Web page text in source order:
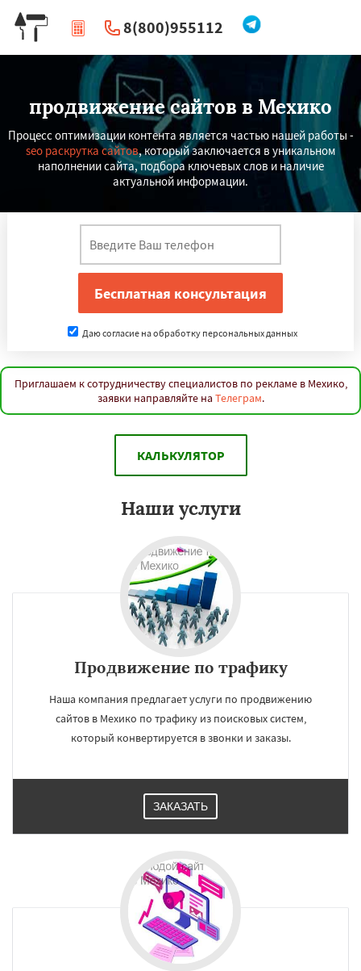
8(800)955112
| Перезвоните мне
продвижение сайтов в Мехико
Процесс оптимизации контента является частью нашей работы -
seo раскрутка сайтов, который заключается в уникальном
наполнении сайта, подбора ключевых слов и наличие
актуальной информации.
Даю согласие на обработку персональных данных
Приглашаем к сотрудничеству специалистов по рекламе в Мехико,
заявки направляйте на Телеграм.
КАЛЬКУЛЯТОР
Наши услуги
Продвижение по трафику
Наша компания предлагает услуги по продвижению
сайтов в Мехико по трафику из поисковых систем,
который конвертируется в звонки и заказы.
ЗАКАЗАТЬ